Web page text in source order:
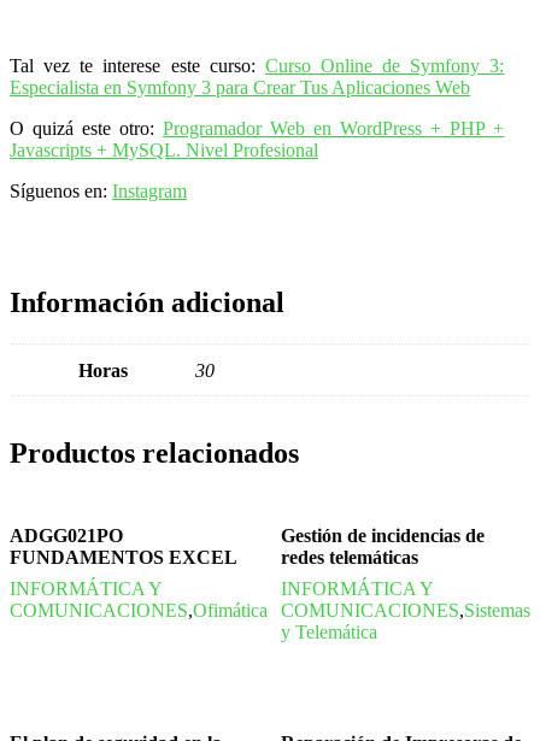
Tal vez te interese este curso: Curso Online de Symfony 3:
Especialista en Symfony 3 para Crear Tus Aplicaciones Web
O quizá este otro:Programador Web en WordPress + PHP +
Javascripts + MySQL. Nivel Profesional
Síguenos en: Instagram
Información adicional
Horas 30
Productos relacionados
ADGG021PO
FUNDAMENTOS EXCEL
INFORMÁTICA Y
COMUNICACIONES,Ofimática
Gestión de incidencias de
redes telemáticas
INFORMÁTICA Y
COMUNICACIONES,Sistemas
y Telemática